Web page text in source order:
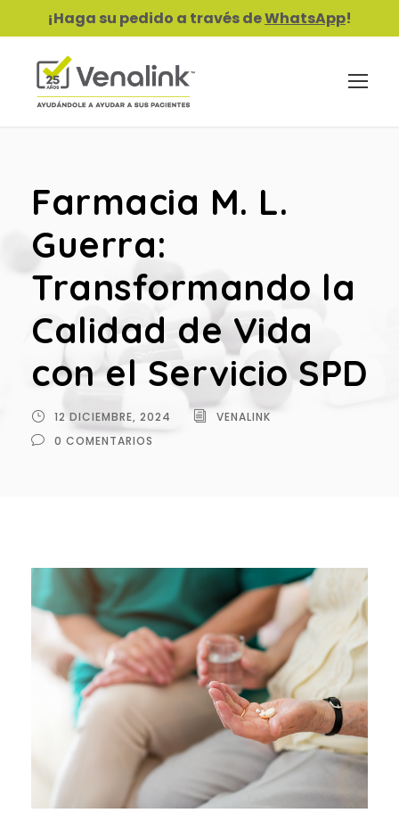
¡Haga su pedido a través deWhatsApp!
Farmacia M. L.
Guerra:
Transformando la
Calidad de Vida
con el Servicio SPD
12 DICIEMBRE, 2024
VENALINK
0 COMENTARIOS